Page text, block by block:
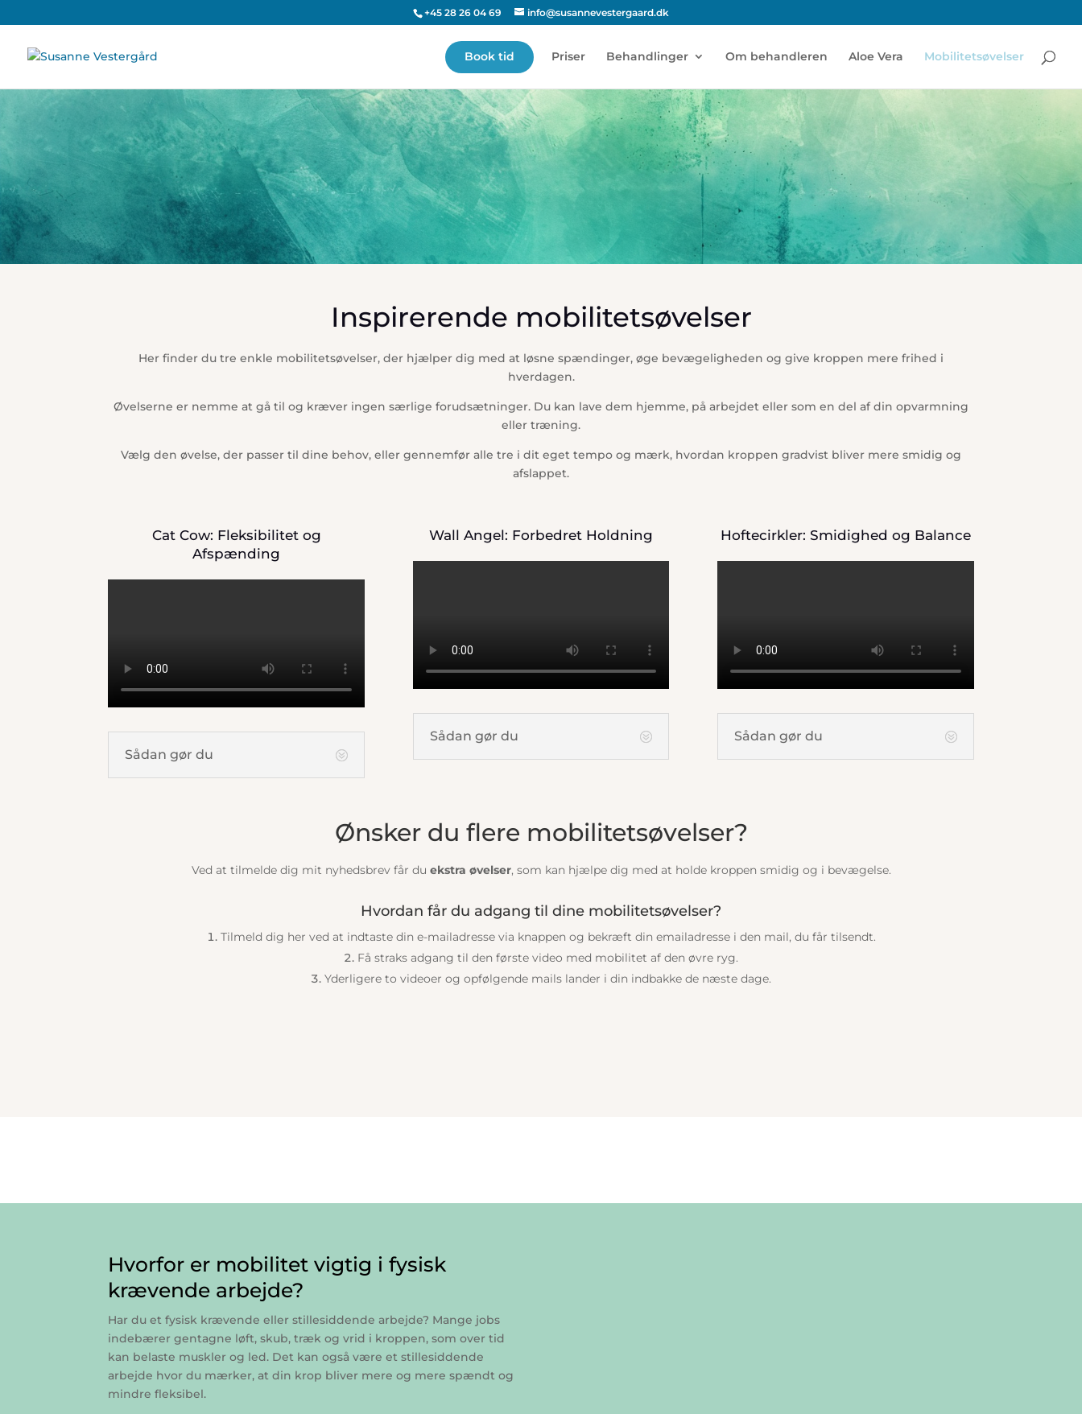
+45 28 26 04 69 info@susannevestergaard.dk
Book tid Priser Behandlinger Om behandleren Aloe Vera Mobilitetsøvelser
Mobilitetsøvelser
Mobilitetsøvelser for alle med et fysisk krævende eller stillesiddende arbejde – bevæg dig bedre og undgå spændinger
Inspirerende mobilitetsøvelser
Her finder du tre enkle mobilitetsøvelser, der hjælper dig med at løsne spændinger, øge bevægeligheden og give kroppen mere frihed i
hverdagen.
Øvelserne er nemme at gå til og kræver ingen særlige forudsætninger. Du kan lave dem hjemme, på arbejdet eller som en del af din opvarmning
eller træning.
Vælg den øvelse, der passer til dine behov, eller gennemfør alle tre i dit eget tempo og mærk, hvordan kroppen gradvist bliver mere smidig og
afslappet.
Cat Cow: Fleksibilitet og
Afspænding
Sådan gør du
Wall Angel: Forbedret Holdning
Sådan gør du
Hoftecirkler: Smidighed og Balance
Sådan gør du
Ønsker du flere mobilitetsøvelser?
Ved at tilmelde dig mit nyhedsbrev får du ekstra øvelser, som kan hjælpe dig med at holde kroppen smidig og i bevægelse.
Hvordan får du adgang til dine mobilitetsøvelser?
Tilmeld dig her ved at indtaste din e-mailadresse via knappen og bekræft din emailadresse i den mail, du får tilsendt.
Få straks adgang til den første video med mobilitet af den øvre ryg.
Yderligere to videoer og opfølgende mails lander i din indbakke de næste dage.
Hvorfor er mobilitet vigtig i fysisk
krævende arbejde?
Har du et fysisk krævende eller stillesiddende arbejde? Mange jobs
indebærer gentagne løft, skub, træk og vrid i kroppen, som over tid
kan belaste muskler og led. Det kan også være et stillesiddende
arbejde hvor du mærker, at din krop bliver mere og mere spændt og
mindre fleksibel.